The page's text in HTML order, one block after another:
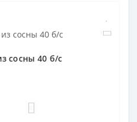
сосны 40 б/с